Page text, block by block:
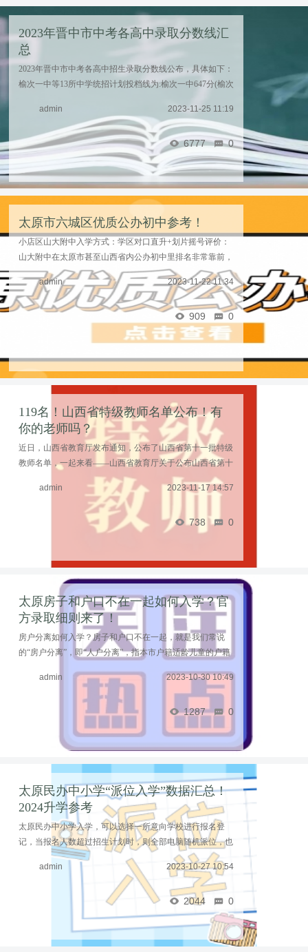
2023年晋中市中考各高中录取分数线汇
总
2023年晋中市中考各高中招生录取分数线公布，具体如下：
榆次一中等13所中学统招计划投档线为:榆次一中647分(榆次
榆社中学624分，祁县中学654分，左权中学616分 ...……
admin 2023-11-25 11:19
6777 0
太原市六城区优质公办初中参考！
小店区山大附中入学方式：学区对口直升+划片摇号评价：
山大附中在太原市甚至山西省内公办初中里排名非常靠前，
高中更是在全省第一。即使在生源不可控的前提下，依然能
取得很好地成绩，虽然与其原公参民志达及常青藤 ...……
admin 2023-11-22 11:34
909 0
119名！山西省特级教师名单公布！有
你的老师吗？
近日，山西省教育厅发布通知，公布了山西省第十一批特级
教师名单，一起来看——山西省教育厅关于公布山西省第十
一批特级教师名单的通知晋教师〔2023〕8号各市教育局，
省直有关学校，厅直有关单位：经山西省人民政府 ...……
admin 2023-11-17 14:57
738 0
太原房子和户口不在一起如何入学？官
方录取细则来了！
房户分离如何入学？房子和户口不在一起，就是我们常说
的“房户分离”，即“人户分离”，指本市户籍适龄儿童的户籍
所在地与实际居住地在同一县级行政区域内，但 ...……
admin 2023-10-30 10:49
1287 0
太原民办中小学“派位入学”数据汇总！
2024升学参考
太原民办中小学入学，可以选择一所意向学校进行报名登
记，当报名人数超过招生计划时，则全部电脑随机派位，也
就是我们常说的100%摇号。2023年民办初中派位人数2023
年太原市外国语凤凰双语中学校派位结果派中学生共50 ...
admin 2023-10-27 10:54
2044 0